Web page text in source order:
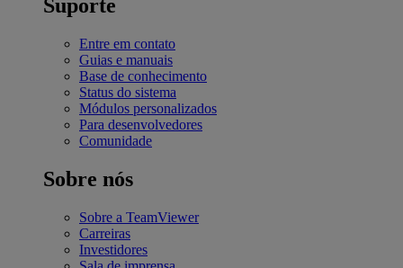
Suporte
Entre em contato
Guias e manuais
Base de conhecimento
Status do sistema
Módulos personalizados
Para desenvolvedores
Comunidade
Sobre nós
Sobre a TeamViewer
Carreiras
Investidores